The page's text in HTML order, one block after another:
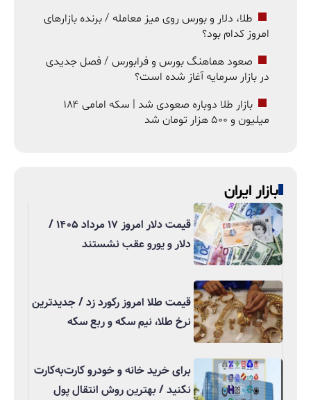
طلا، دلار و بورس روی میز معامله / برنده بازارهای
امروز کدام بود؟
صعود هماهنگ بورس و فرابورس / فصل جدیدی
در بازار سرمایه آغاز شده است؟
بازار طلا دوباره صعودی شد | سکه امامی ۱۸۴
میلیون و ۵۰۰ هزار تومان شد
بازار ایران
قیمت دلار امروز ۱۷ مرداد ۱۴۰۵ /
دلار و یورو عقب نشستند
قیمت طلا امروز رکورد زد / جدیدترین
نرخ طلا، نیم سکه و ربع سکه
برای خرید خانه و خودرو کارت‌به‌کارت
نکنید / بهترین روش انتقال پول